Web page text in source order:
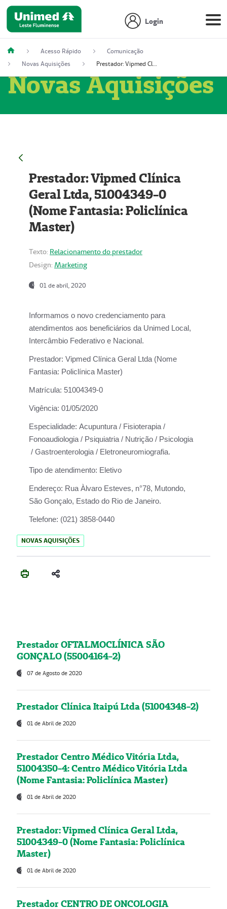
Login
Acesso Rápido
Comunicação
Novas Aquisições
Prestador: Vipmed Clínica Geral Ltda, 51004349-0 (Nome Fantasia: Policlínica Master)
Novas Aquisições
Prestador: Vipmed Clínica
Geral Ltda, 51004349-0
(Nome Fantasia: Policlínica
Master)
Texto: Relacionamento do prestador
Design: Marketing
01 de abril, 2020
Informamos o novo credenciamento para
atendimentos aos beneficiários da Unimed Local,
Intercâmbio Federativo e Nacional.
Prestador: Vipmed Clínica Geral Ltda (Nome
Fantasia: Policlínica Master)
Matrícula: 51004349-0
Vigência: 01/05/2020
Especialidade: Acupuntura / Fisioterapia /
Fonoaudiologia / Psiquiatria / Nutrição / Psicologia
/ Gastroenterologia / Eletroneuromiografia.
Tipo de atendimento: Eletivo
Endereço: Rua Àlvaro Esteves, n°78, Mutondo,
São Gonçalo, Estado do Rio de Janeiro.
Telefone: (021) 3858-0440
NOVAS AQUISIÇÕES
Prestador OFTALMOCLÍNICA SÃO
GONÇALO (55004164-2)
07 de Agosto de 2020
Prestador Clínica Itaipú Ltda (51004348-2)
01 de Abril de 2020
Prestador Centro Médico Vitória Ltda,
51004350-4: Centro Médico Vitória Ltda
(Nome Fantasia: Policlínica Master)
01 de Abril de 2020
Prestador: Vipmed Clínica Geral Ltda,
51004349-0 (Nome Fantasia: Policlínica
Master)
01 de Abril de 2020
Prestador CENTRO DE ONCOLOGIA